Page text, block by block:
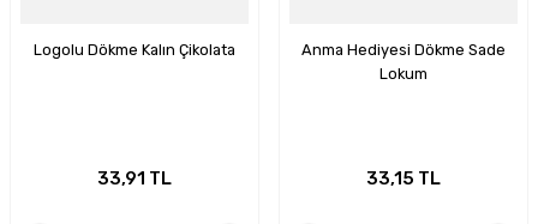
Logolu Dökme Kalın Çikolata
33,91 TL
Anma Hediyesi Dökme Sade
Lokum
33,15 TL